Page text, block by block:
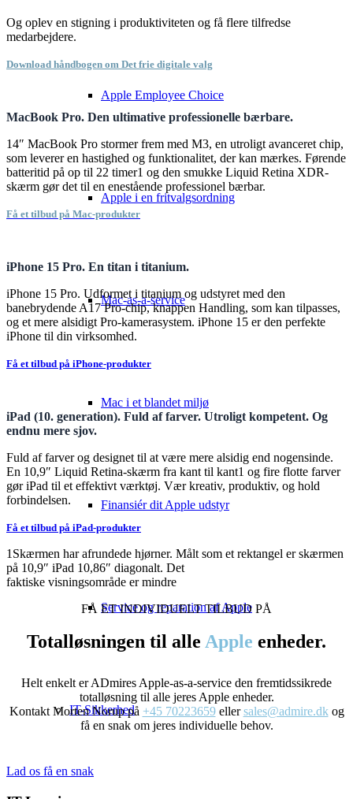
Apple Employee Choice
Apple i en fritvalgsordning
Mac-as-a-service
Mac i et blandet miljø
Finansiér dit Apple udstyr
Service og reparation af Apple
IT-Sikkerhed
Og oplev en stigning i produktiviteten og få flere tilfredse
medarbejdere.
Download håndbogen om Det frie digitale valg
MacBook Pro. Den ultimative professionelle bærbare.
14″ MacBook Pro stormer frem med M3, en utroligt avanceret chip,
som leverer en hastighed og funktionalitet, der kan mærkes. Førende
batteritid på op til 22 timer1 og den smukke Liquid Retina XDR-
skærm gør det til en enestående professionel bærbar.
Få et tilbud på Mac-produkter
iPhone 15 Pro. En titan i titanium.
iPhone 15 Pro. Udformet i titanium og udstyret med den
banebrydende A17 Pro-chip, knappen Handling, som kan tilpasses,
og et mere alsidigt Pro-kamerasystem. iPhone 15 er den perfekte
iPhone til din virksomhed.
Få et tilbud på iPhone-produkter
iPad (10. generation). Fuld af farver. Utroligt kompetent. Og
endnu mere sjov.
Fuld af farver og designet til at være mere alsidig end nogensinde.
En 10,9″ Liquid Retina-skærm fra kant til kant1 og fire flotte farver
gør iPad til et effektivt værktøj. Vær kreativ, produktiv, og hold
forbindelsen.
Få et tilbud på iPad-produkter
1Skærmen har afrundede hjørner. Målt som et rektangel er skærmen
på 10,9″ iPad 10,86″ diagonalt. Det
faktiske visningsområde er mindre
FÅ ET INDIVIDUELT TILBUD PÅ
Totalløsningen til alle Apple enheder.
Helt enkelt er ADmires Apple-as-a-service den fremtidssikrede
totalløsning til alle jeres Apple enheder.
Kontakt Morten Norup på +45 70223659ellersales@admire.dkog
få en snak om jeres individuelle behov.
Lad os få en snak